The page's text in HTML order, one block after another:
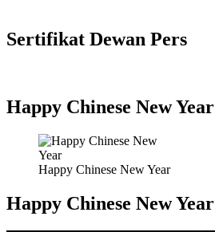
Sertifikat Dewan Pers
Happy Chinese New Year
Happy Chinese New Year
Happy Chinese New Year